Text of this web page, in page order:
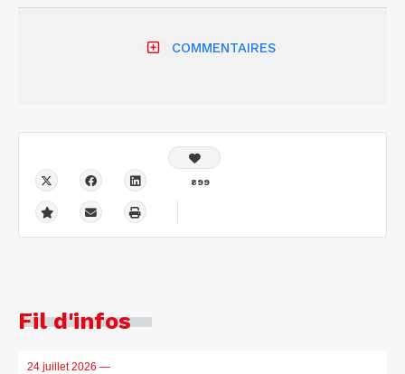
COMMENTAIRES
899
Fil d'infos
24 juillet 2026 —